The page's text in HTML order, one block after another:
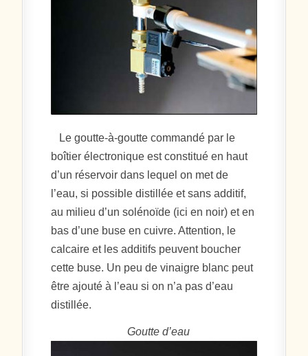
Le goutte-à-goutte commandé par le
boîtier électronique est constitué en haut
d’un réservoir dans lequel on met de
l’eau, si possible distillée et sans additif,
au milieu d’un solénoïde (ici en noir) et en
bas d’une buse en cuivre. Attention, le
calcaire et les additifs peuvent boucher
cette buse. Un peu de vinaigre blanc peut
être ajouté à l’eau si on n’a pas d’eau
distillée.
Goutte d’eau